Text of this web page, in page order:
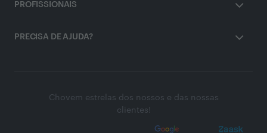
PROFISSIONAIS
PRECISA DE AJUDA?
Chovem estrelas dos nossos e das nossas
clientes!